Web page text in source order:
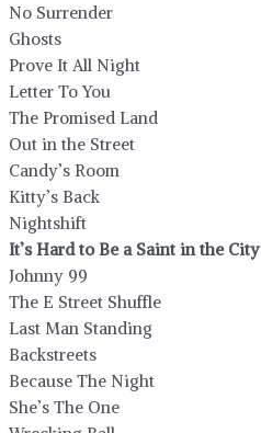
No Surrender
Ghosts
Prove It All Night
Letter To You
The Promised Land
Out in the Street
Candy’s Room
Kitty’s Back
Nightshift
It’s Hard to Be a Saint in the City
Johnny 99
The E Street Shuffle
Last Man Standing
Backstreets
Because The Night
She’s The One